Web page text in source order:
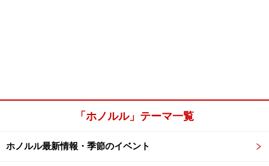
「ホノルル」テーマ一覧
ホノルル最新情報・季節のイベント